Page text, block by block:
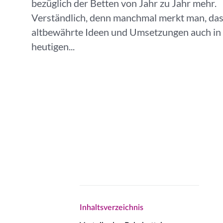
bezüglich der Betten von Jahr zu Jahr mehr.
Verständlich, denn manchmal merkt man,
altbewährte Ideen und Umsetzungen auch
heutigen...
Inhaltsverzeichnis